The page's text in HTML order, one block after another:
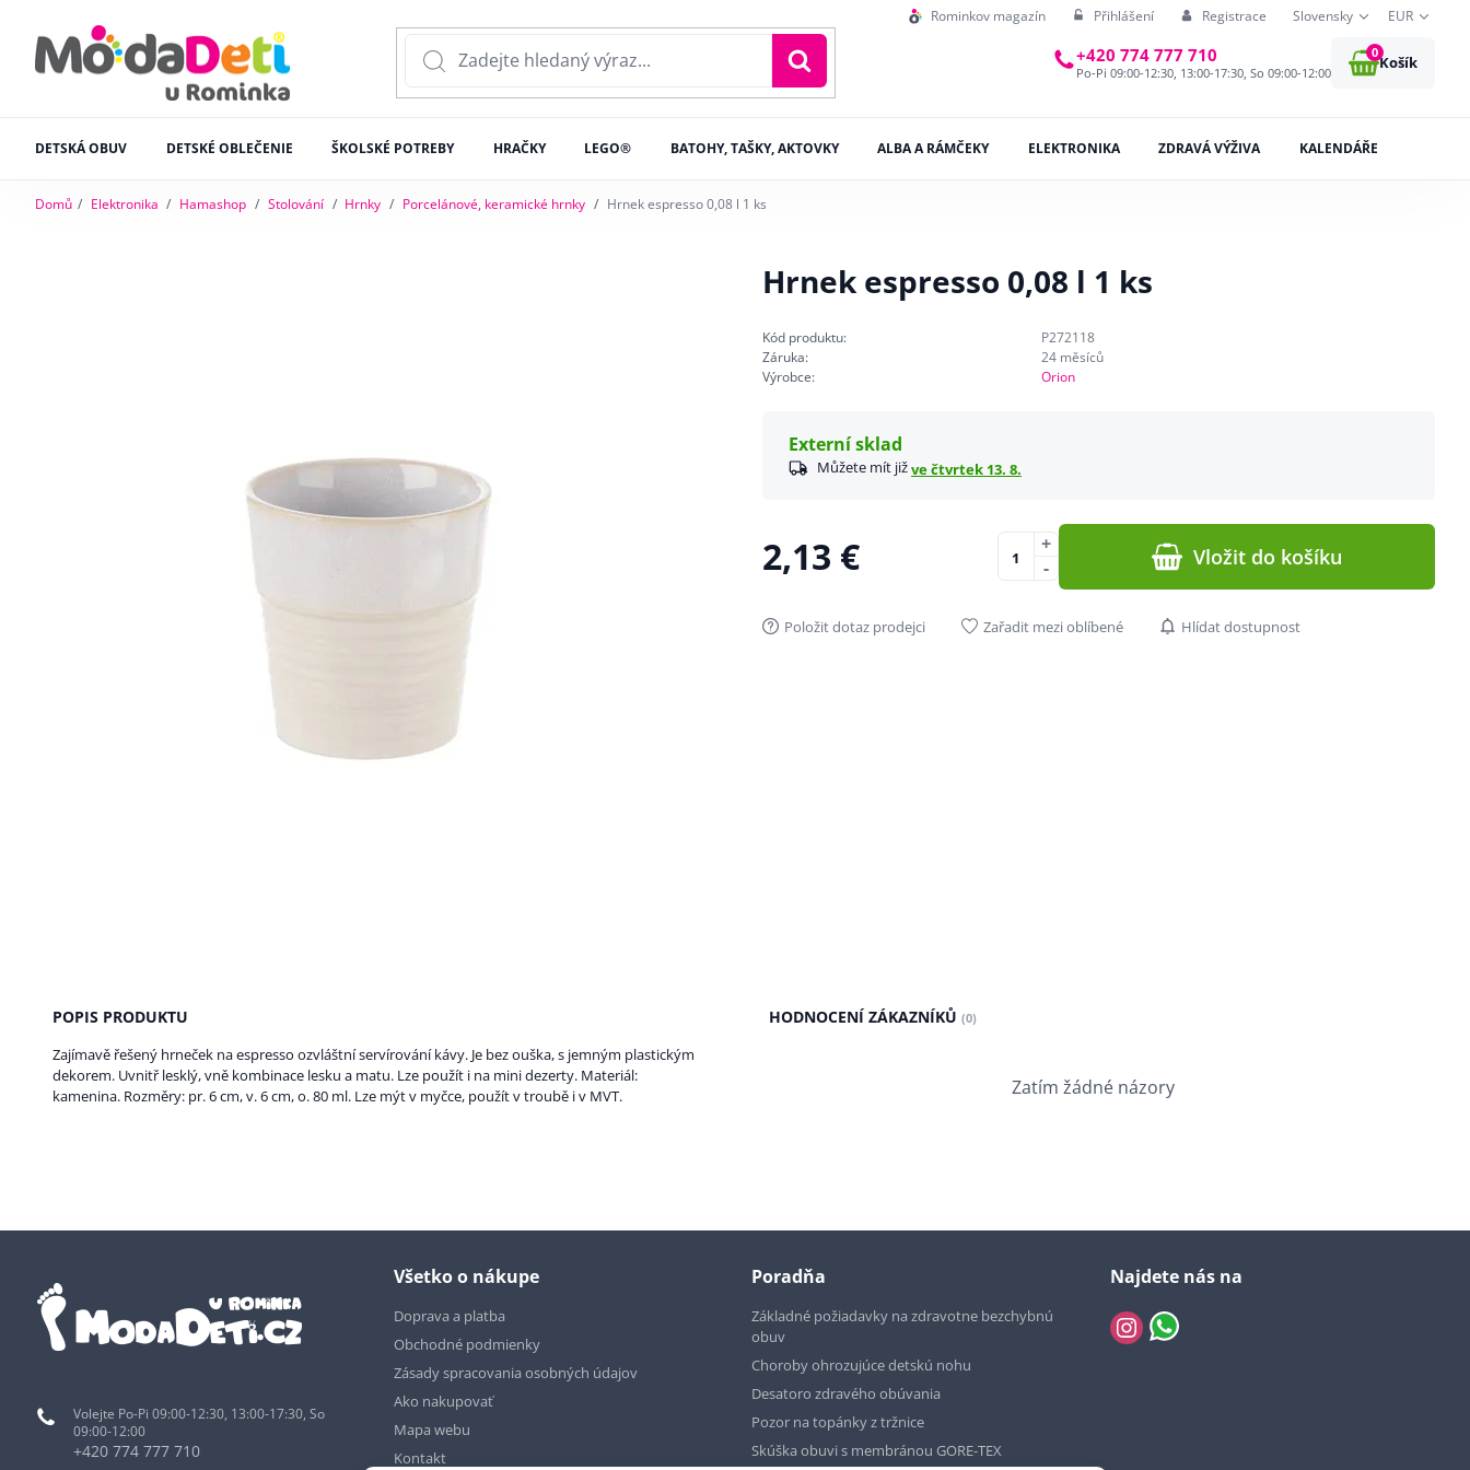
Rominkov magazín Přihlášení Registrace Slovensky EUR
+420 774 777 710
Po-Pi 09:00-12:30, 13:00-17:30, So 09:00-12:00
0
Košík
DETSKÁ OBUV DETSKÉ OBLEČENIE ŠKOLSKÉ POTREBY HRAČKY LEGO® BATOHY, TAŠKY, AKTOVKY ALBA A RÁMČEKY ELEKTRONIKA ZDRAVÁ VÝŽIVA KALENDÁŘE
Domů Elektronika Hamashop Stolování Hrnky Porcelánové, keramické hrnky Hrnek espresso 0,08 l 1 ks
Hrnek espresso 0,08 l 1 ks
Kód produktu:
P272118
Záruka:
24 měsíců
Výrobce:
Orion
Externí sklad
Můžete mít jižve čtvrtek 13. 8.
2,13 € -
+ Vložit do košíku
Položit dotaz prodejci Zařadit mezi oblíbené Hlídat dostupnost
POPIS PRODUKTU
Zajímavě řešený hrneček na espresso ozvláštní servírování kávy. Je bez ouška, s jemným plastickým
dekorem. Uvnitř lesklý, vně kombinace lesku a matu. Lze použít i na mini dezerty. Materiál:
kamenina. Rozměry: pr. 6 cm, v. 6 cm, o. 80 ml. Lze mýt v myčce, použít v troubě i v MVT.
HODNOCENÍ ZÁKAZNÍKŮ (0)
Zatím žádné názory
Volejte Po-Pi 09:00-12:30, 13:00-17:30, So
09:00-12:00
+420 774 777 710
Všetko o nákupe
Doprava a platba
Obchodné podmienky
Zásady spracovania osobných údajov
Ako nakupovať
Mapa webu
Kontakt
Poradňa
Základné požiadavky na zdravotne bezchybnú
obuv
Choroby ohrozujúce detskú nohu
Desatoro zdravého obúvania
Pozor na topánky z tržnice
Skúška obuvi s membránou GORE-TEX
Najdete nás na